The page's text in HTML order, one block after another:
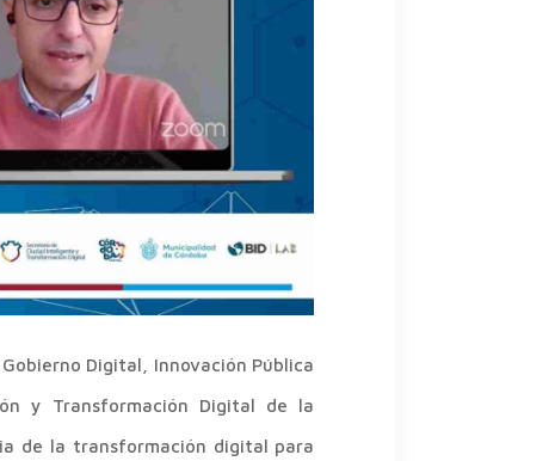
Digital, Innovación Pública
y Transformación Digital de la
de la transformación digital para